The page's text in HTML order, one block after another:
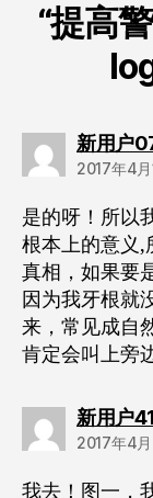
“提高
新用户
2017年4
是的呀！所以
根本上的意义,
真相，如果要
因为我牙根就
来，常见成自
肯定会叫上旁
新用户
2017年4
我去！图一，